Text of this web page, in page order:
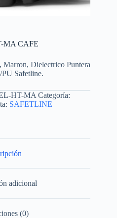
MA CAFE
Dielectrico Puntera
Safetline.
HT-MA Categoría:
SAFETLINE
adicional
(0)